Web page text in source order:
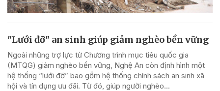
"Lưới đỡ" an sinh giúp giảm nghèo bền vững
Ngoài những trợ lực từ Chương trình mục tiêu quốc gia
(MTQG) giảm nghèo bền vững, Nghệ An còn định hình một
hệ thống “lưới đỡ” bao gồm hệ thống chính sách an sinh xã
hội và tín dụng ưu đãi. Từ đó, giúp người nghèo...